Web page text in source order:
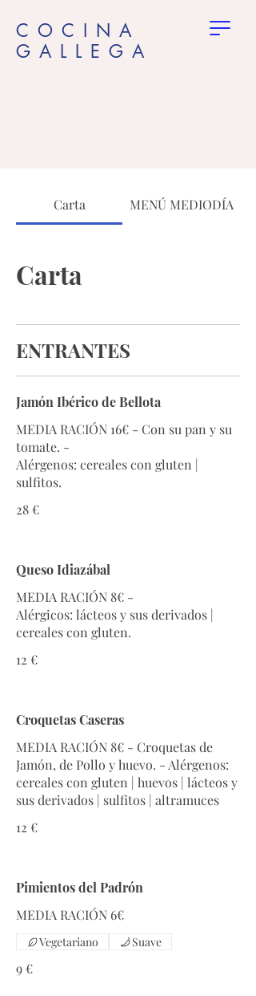
COCINA
GALLEGA
Carta MENÚ MEDIODÍA
Carta
ENTRANTES
Jamón Ibérico de Bellota
MEDIA RACIÓN 16€ - Con su pan y su
tomate. -
Alérgenos: cereales con gluten |
28 €
Queso Idiazábal
MEDIA RACIÓN 8€ -
Alérgicos: lácteos y sus derivados |
12 €
Croquetas Caseras
MEDIA RACIÓN 8€ - Croquetas de
Jamón, de Pollo y huevo. - Alérgenos:
cereales con gluten | huevos | lácteos y
sus derivados | sulfitos | altramuces
12 €
Pimientos del Padrón
MEDIA RACIÓN 6€
9 €
Vegetariano Suave